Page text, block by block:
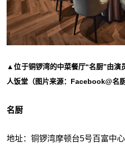
▲位于铜锣湾的中菜餐厅“名厨”由演
人饭堂（图片来源：Facebook@名厨
名厨
地址：铜锣湾摩顿台5号百富中